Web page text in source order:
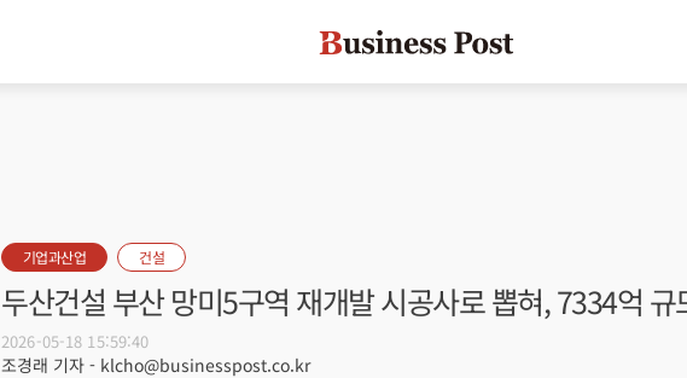
기업과산업 건설
두산건설 부산 망미5구역 재개발 시공사로 뽑혀, 7334억 규
2026-05-18 15:59:40
조경래 기자 - klcho@businesspost.co.kr